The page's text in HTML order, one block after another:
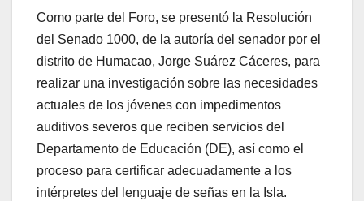
Como parte del Foro, se presentó la Resolución
del Senado 1000, de la autoría del senador por el
distrito de Humacao, Jorge Suárez Cáceres, para
realizar una investigación sobre las necesidades
actuales de los jóvenes con impedimentos
auditivos severos que reciben servicios del
Departamento de Educación (DE), así como el
proceso para certificar adecuadamente a los
intérpretes del lenguaje de señas en la Isla.